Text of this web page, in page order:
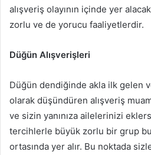
alışveriş olayının içinde yer
zorlu ve de yorucu faaliyetlerdir.
Düğün Alışverişleri
Düğün dendiğinde akla ilk gelen
olarak düşündüren alışveriş
ve sizin yanınıza ailelerinizi
tercihlerle büyük zorlu bir grup bu
ortasında yer alır. Bu noktada